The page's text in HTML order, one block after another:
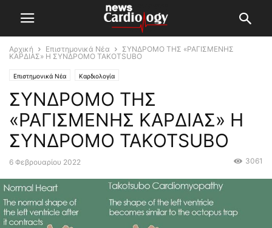
Αρχική Επιστημονικά Νέα
ΣΥΝΔΡΟΜΟ ΤΗΣ «ΡΑΓΙΣΜΕΝΗΣ
ΚΑΡΔΙΑΣ» Η ΣΥΝΔΡΟΜΟ TAKOTSUBO
Επιστημονικά Νέα Καρδιολογία
ΣΥΝΔΡΟΜΟ ΤΗΣ
«ΡΑΓΙΣΜΕΝΗΣ ΚΑΡΔΙΑΣ» Η
ΣΥΝΔΡΟΜΟ TAKOTSUBO
6 Φεβρουαρίου 2022 3061